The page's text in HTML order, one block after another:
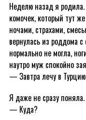
Неделю назад я
комочек, который тут
ночами, страхами,
вернулась из роддома
нормально не могла,
наутро муж спокойно
— Завтра лечу в
Я даже не сразу
— Куда?